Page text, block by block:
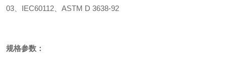
03、IEC60112、ASTM D 3638-92
规格参数：